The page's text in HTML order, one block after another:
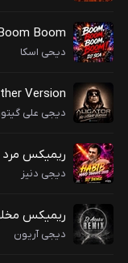
Boom
دیحی اسکا
Version
دیجی علی
ریمیکس
دیجی دنیز
ریمیکس
دیجی آریون